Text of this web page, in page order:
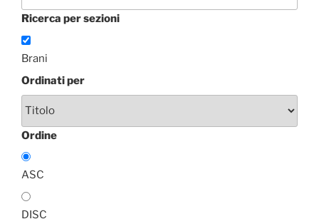
Ricerca per sezioni
Brani
Ordinati per
Ordine
ASC
DISC